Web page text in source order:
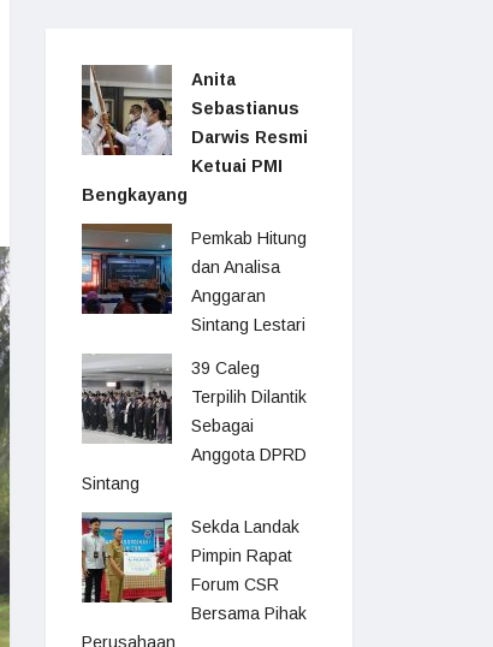
Anita
Sebastianus
Darwis Resmi
Ketuai PMI
Bengkayang
Pemkab Hitung
dan Analisa
Anggaran
Sintang Lestari
39 Caleg
Terpilih Dilantik
Sebagai
Anggota DPRD
Sintang
Sekda Landak
Pimpin Rapat
Forum CSR
Bersama Pihak
Perusahaan